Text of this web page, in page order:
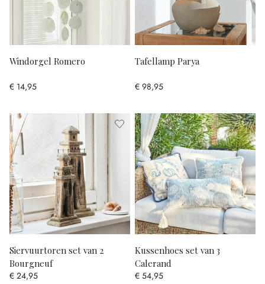
Windorgel Romero
€ 14,95
Tafellamp Parya
€ 98,95
Siervuurtoren set van 2
Bourgneuf
€ 24,95
Kussenhoes set van 3
Calerand
€ 54,95